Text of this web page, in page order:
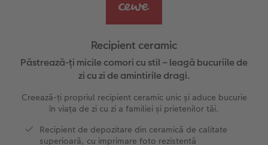
Exemplele clienților
CEWE FOTOCARTE Kids
CEWE FOTOCARTE Art Collection
Nature Prints
Poster Premium
Art Prints
Fotografie Aludibond
Fotografie pe Forex
Panou de întâmpinare nuntă
Rechizite școlare și de birou
Cutii de cadou
Povești CEWE
Idei de cadouri pentru cei dragi
Interviuri
Recipient ceramic
Păstrează-ți micile comori cu stil – leagă bucuriile de
zi cu zi de amintirile dragi.
Creează-ți propriul recipient ceramic unic și aduce bucurie
în viața de zi cu zi a familiei și prietenilor tăi.
Recipient de depozitare din ceramică de calitate
superioară, cu imprimare foto rezistentă